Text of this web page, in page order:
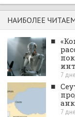
НАИБОЛЕЕ
■
7
■
7